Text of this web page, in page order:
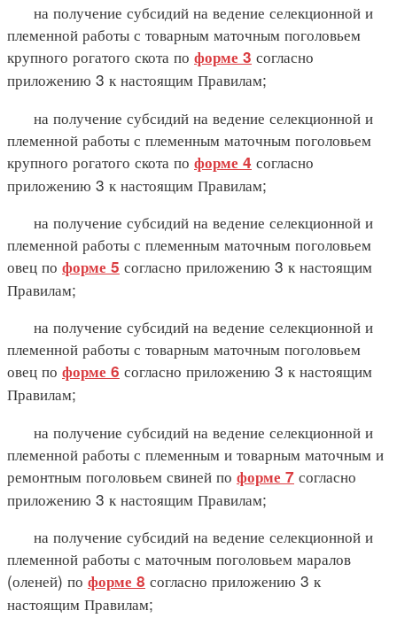
на получение субсидий на ведение селекционной и
племенной работы с товарным маточным поголовьем
крупного рогатого скота по форме 3 согласно
приложению 3 к настоящим Правилам;
на получение субсидий на ведение селекционной и
племенной работы с племенным маточным поголовьем
крупного рогатого скота по форме 4 согласно
приложению 3 к настоящим Правилам;
на получение субсидий на ведение селекционной и
племенной работы с племенным маточным поголовьем
овец по форме 5 согласно приложению 3 к настоящим
Правилам;
на получение субсидий на ведение селекционной и
племенной работы с товарным маточным поголовьем
овец по форме 6 согласно приложению 3 к настоящим
Правилам;
на получение субсидий на ведение селекционной и
племенной работы с племенным и товарным маточным и
ремонтным поголовьем свиней по форме 7 согласно
приложению 3 к настоящим Правилам;
на получение субсидий на ведение селекционной и
племенной работы с маточным поголовьем маралов
(оленей) по форме 8 согласно приложению 3 к
настоящим Правилам;